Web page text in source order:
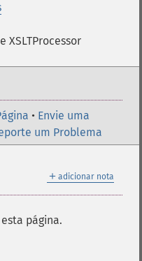
XSLTProcessor
• Envie uma
um Problema
＋ adicionar nota
página.